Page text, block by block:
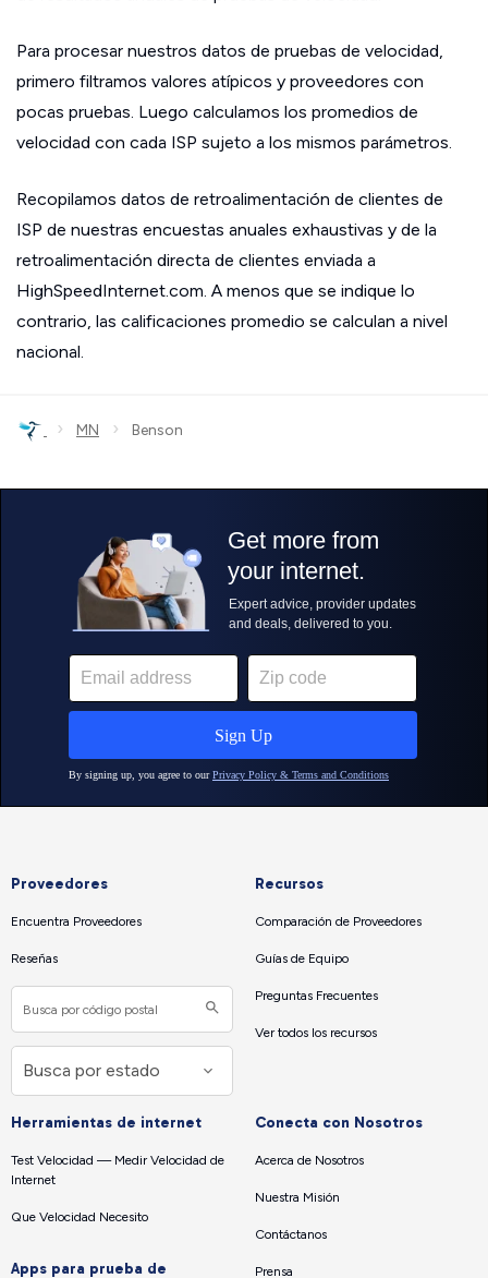
Para procesar nuestros datos de pruebas de velocidad,
primero filtramos valores atípicos y proveedores con
pocas pruebas. Luego calculamos los promedios de
velocidad con cada ISP sujeto a los mismos parámetros.
Recopilamos datos de retroalimentación de clientes de
ISP de nuestras encuestas anuales exhaustivas y de la
retroalimentación directa de clientes enviada a
HighSpeedInternet.com. A menos que se indique lo
contrario, las calificaciones promedio se calculan a nivel
nacional.
› MN › Benson
Proveedores
Encuentra Proveedores
Reseñas
Recursos
Comparación de Proveedores
Guías de Equipo
Preguntas Frecuentes
Ver todos los recursos
Herramientas de internet
Test Velocidad — Medir Velocidad de
Internet
Que Velocidad Necesito
Apps para prueba de
Conecta con Nosotros
Acerca de Nosotros
Nuestra Misión
Contáctanos
Prensa